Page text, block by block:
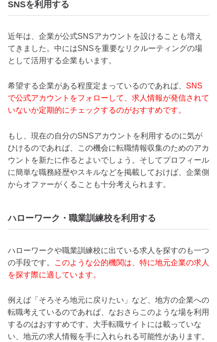
SNSを利用する
近年は、企業が公式SNSアカウントを設けることも増え
てきました。中にはSNSを重要なリクルーティングの場
として活用する企業もいます。
希望する企業がある程度定まっているのであれば、 SNS
で公式アカウントをフォローして、求人情報が発信されて
いないか定期的にチェックするのがおすすめです。
もし、現在の自分のSNSアカウントを利用するのに気が
ひけるのであれば、この機会に転職情報収集のためのアカ
ウントを新たに作るとよいでしょう。そしてプロフィール
に簡単な職務経歴やスキルなどを掲載しておけば、企業側
からオファーがくることも十分考えられます。
ハローワーク・職業訓練校を利用する
ハローワークや職業訓練校に出ている求人を探すのも一つ
の手段です。
このような公的機関は、特に地元企業の求人
を探す際に適しています。
例えば「そろそろ地元に戻りたい」など、地方の企業への
転職考えているのであれば、なおさらこのような場を利用
するのはおすすめです。大手転職サイトには載っていな
い、地元の求人情報を手に入れられる可能性があります。